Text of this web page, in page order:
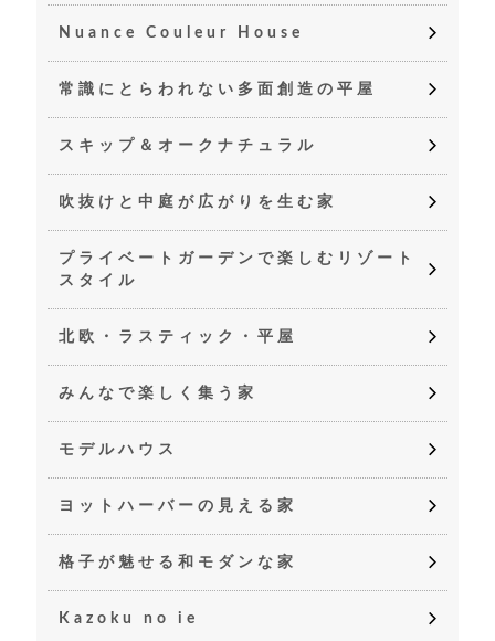
Nuance Couleur House
常識にとらわれない多面創造の平屋
スキップ＆オークナチュラル
吹抜けと中庭が広がりを生む家
プライベートガーデンで楽しむリゾート
スタイル
北欧・ラスティック・平屋
みんなで楽しく集う家
モデルハウス
ヨットハーバーの見える家
格子が魅せる和モダンな家
Kazoku no ie